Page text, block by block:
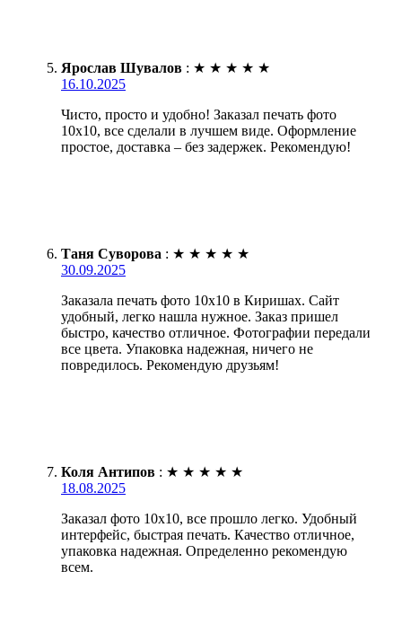
Ярослав Шувалов : ★ ★ ★ ★ ★
16.10.2025
Чисто, просто и удобно! Заказал печать фото
10х10, все сделали в лучшем виде. Оформление
простое, доставка – без задержек. Рекомендую!
Таня Суворова : ★ ★ ★ ★ ★
30.09.2025
Заказала печать фото 10х10 в Киришах. Сайт
удобный, легко нашла нужное. Заказ пришел
быстро, качество отличное. Фотографии передали
все цвета. Упаковка надежная, ничего не
повредилось. Рекомендую друзьям!
Коля Антипов : ★ ★ ★ ★ ★
18.08.2025
Заказал фото 10х10, все прошло легко. Удобный
интерфейс, быстрая печать. Качество отличное,
упаковка надежная. Определенно рекомендую
всем.